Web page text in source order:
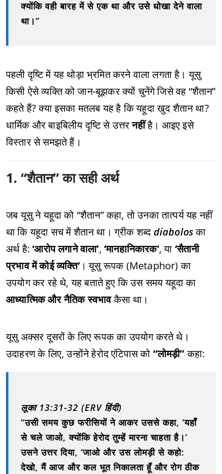
क्योंकि वही बारह में से एक था और उसे धोखा देने वाला
था।”
पहली दृष्टि में यह थोड़ा भ्रमित करने वाला लगता है। यूसु
किसी ऐसे व्यक्ति को जान-बूझकर क्यों चुनेंगे जिसे वह “शैतान”
कहते हैं? क्या इसका मतलब यह है कि यहूदा खुद शैतान था?
धार्मिक और बाइबिलीय दृष्टि से उत्तरनहींहै। आइए इसे
विस्तार से समझते हैं।
1. “शैतान” का सही अर्थ
जब यूसु ने यहूदा को “शैतान” कहा, तो उनका तात्पर्य यह नहीं
था कि यहूदा सच में शैतान था। ग्रीक शब्द diabolosका
अर्थ है:‘आरोप लगाने वाला’,‘मानहानिकारक’, या ‘सैतानी
प्रभाव में कोई व्यक्ति’। यूसु रूपक (Metaphor) का
उपयोग कर रहे थे, यह बताते हुए कि उस समय यहूदा का
आध्यात्मिक और नैतिक स्वभावकैसा था।
यूसु अक्सर दूसरों के लिए रूपक का उपयोग करते थे।
उदाहरण के लिए, उन्होंने हेरोद एंटिपास को “लोमड़ी”कहा:
लूका 13:31-32 (ERV हिंदी)
“उसी समय कुछ फरीसियों ने आकर उससे कहा, ‘यहाँ
से चले जाओ, क्योंकि हेरोद तुम्हें मारना चाहता है।’
उसने उत्तर दिया, ‘जाओ और उस लोमड़ी से कहो:
देखो, मैं आज और कल भूत निकालता हूँ और रोग ठीक